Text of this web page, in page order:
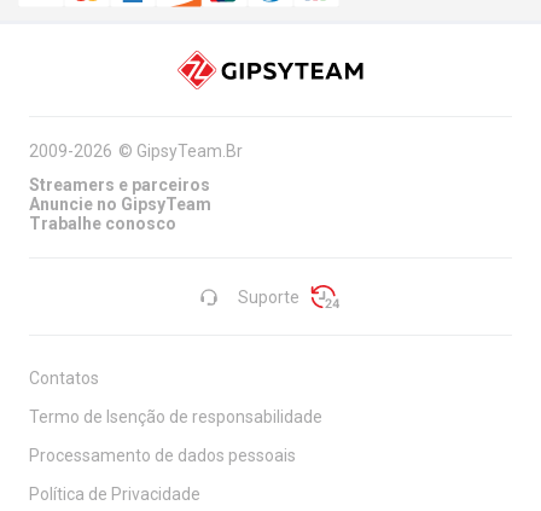
Suporte
2009-2026 © GipsyTeam.Br
Streamers e parceiros
Anuncie no GipsyTeam
Trabalhe conosco
Contatos
Termo de Isenção de responsabilidade
Processamento de dados pessoais
Política de Privacidade